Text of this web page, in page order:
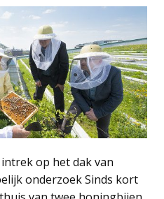
op het dak van
onderzoek Sinds kort